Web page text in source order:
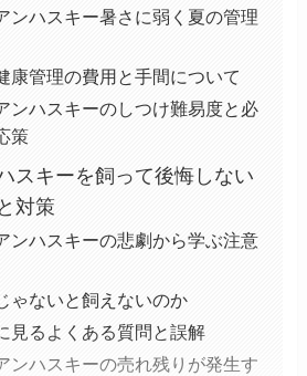
ンハスキー暑さに弱く夏の管理
康管理の費用と手間について
ンハスキーのしつけ難易度と必
策
スキーを飼って後悔しない
対策
ンハスキーの悲劇から学ぶ注意
ゃないと飼えないのか
見るよくある質問と誤解
ンハスキーの売れ残りが発生す